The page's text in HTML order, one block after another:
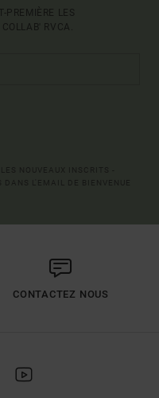
PREMIÈRE LES
RVCA.
CONTACTEZ NOUS